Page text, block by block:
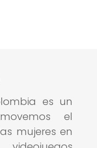
es un
el
mujeres en